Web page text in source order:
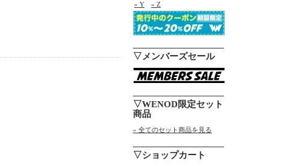
» Y
» Z
▽メンバーズセール
▽WENOD限定セット
商品
» 全てのセット商品を見る
▽ショップカート